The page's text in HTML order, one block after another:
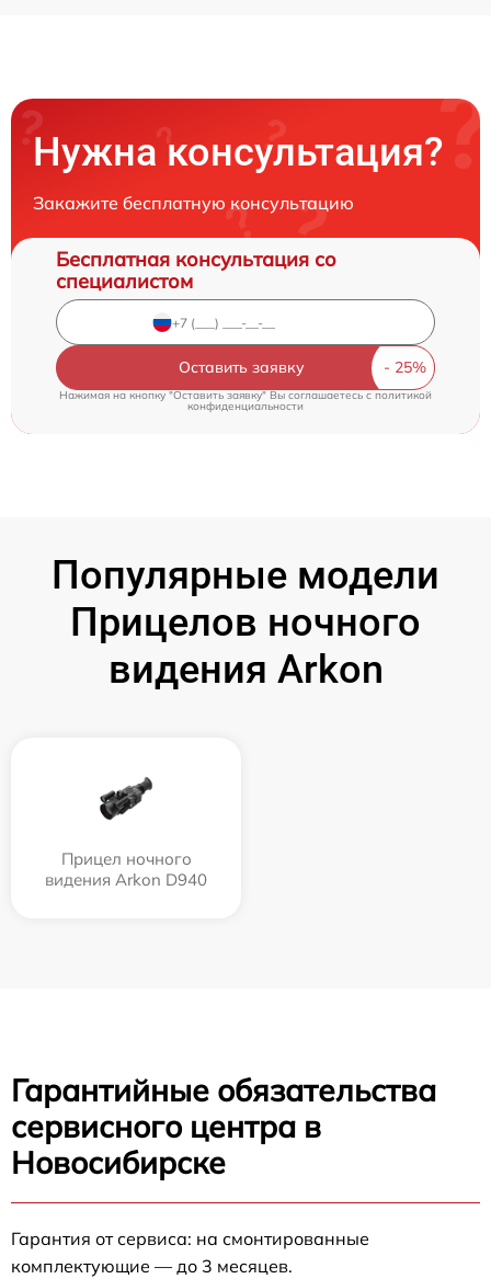
Нужна консультация?
Закажите бесплатную консультацию
Бесплатная консультация со
специалистом
Оставить заявку
Нажимая на кнопку "Оставить заявку" Вы соглашаетесь c политикой
конфиденциальности
Популярные модели
Прицелов ночного
видения Arkon
Прицел ночного
видения Arkon D940
Гарантийные обязательства
сервисного центра в
Новосибирске
Гарантия от сервиса: на смонтированные
комплектующие — до 3 месяцев.